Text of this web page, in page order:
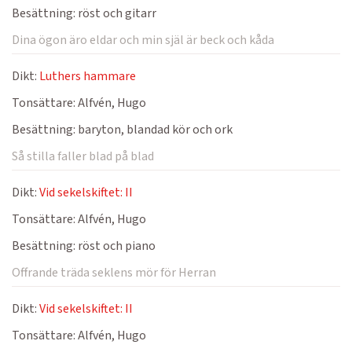
Besättning: röst och gitarr
Dina ögon äro eldar och min själ är beck och kåda
Dikt: Luthers hammare
Tonsättare:Alfvén, Hugo
Besättning: baryton, blandad kör och ork
Så stilla faller blad på blad
Dikt:Vid sekelskiftet: II
Tonsättare:Alfvén, Hugo
Besättning: röst och piano
Offrande träda seklens mör för Herran
Dikt:Vid sekelskiftet: II
Tonsättare:Alfvén, Hugo